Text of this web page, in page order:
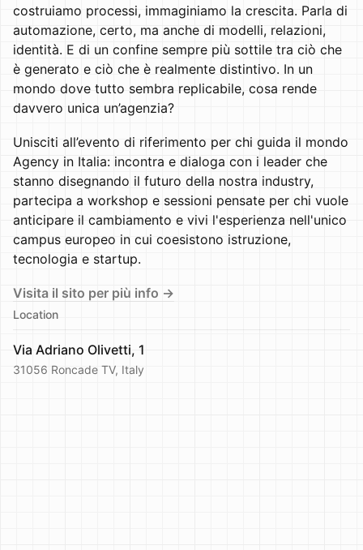
costruiamo processi, immaginiamo la crescita. Parla di
automazione, certo, ma anche di modelli, relazioni,
identità. E di un confine sempre più sottile tra ciò che
è generato e ciò che è realmente distintivo. In un
mondo dove tutto sembra replicabile, cosa rende
davvero unica un’agenzia?
Unisciti all’evento di riferimento per chi guida il mondo
Agency in Italia: incontra e dialoga con i leader che
stanno disegnando il futuro della nostra industry,
partecipa a workshop e sessioni pensate per chi vuole
anticipare il cambiamento e vivi l'esperienza nell'unico
campus europeo in cui coesistono istruzione,
tecnologia e startup.
Visita il sito per più info →
Location
Via Adriano Olivetti, 1
31056 Roncade TV, Italy